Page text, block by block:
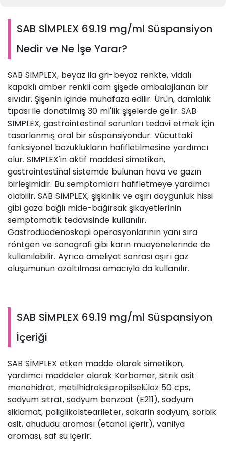
SAB SİMPLEX 69.19 mg/ml Süspansiyon
Nedir ve Ne İşe Yarar?
SAB SIMPLEX, beyaz ila gri-beyaz renkte, vidalı
kapaklı amber renkli cam şişede ambalajlanan bir
sıvıdır. Şişenin içinde muhafaza edilir. Ürün, damlalık
tıpası ile donatılmış 30 ml'lik şişelerde gelir. SAB
SIMPLEX, gastrointestinal sorunları tedavi etmek için
tasarlanmış oral bir süspansiyondur. Vücuttaki
fonksiyonel bozuklukların hafifletilmesine yardımcı
olur. SIMPLEX'in aktif maddesi simetikon,
gastrointestinal sistemde bulunan hava ve gazın
birleşimidir. Bu semptomları hafifletmeye yardımcı
olabilir. SAB SIMPLEX, şişkinlik ve aşırı doygunluk hissi
gibi gaza bağlı mide-bağırsak şikayetlerinin
semptomatik tedavisinde kullanılır.
Gastroduodenoskopi operasyonlarının yanı sıra
röntgen ve sonografi gibi karın muayenelerinde de
kullanılabilir. Ayrıca ameliyat sonrası aşırı gaz
oluşumunun azaltılması amacıyla da kullanılır.
SAB SİMPLEX 69.19 mg/ml Süspansiyon
İçeriği
SAB SİMPLEX etken madde olarak simetikon,
yardımcı maddeler olarak Karbomer, sitrik asit
monohidrat, metilhidroksipropilselüloz 50 cps,
sodyum sitrat, sodyum benzoat (E211), sodyum
siklamat, poliglikolstearileter, sakarin sodyum, sorbik
asit, ahududu aroması (etanol içerir), vanilya
aroması, saf su içerir.